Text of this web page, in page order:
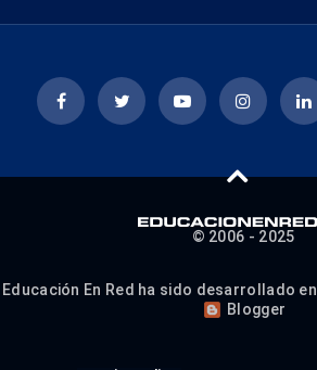
© 2006 - 2025
Educación En Red ha sido desarrollado en
Blogger